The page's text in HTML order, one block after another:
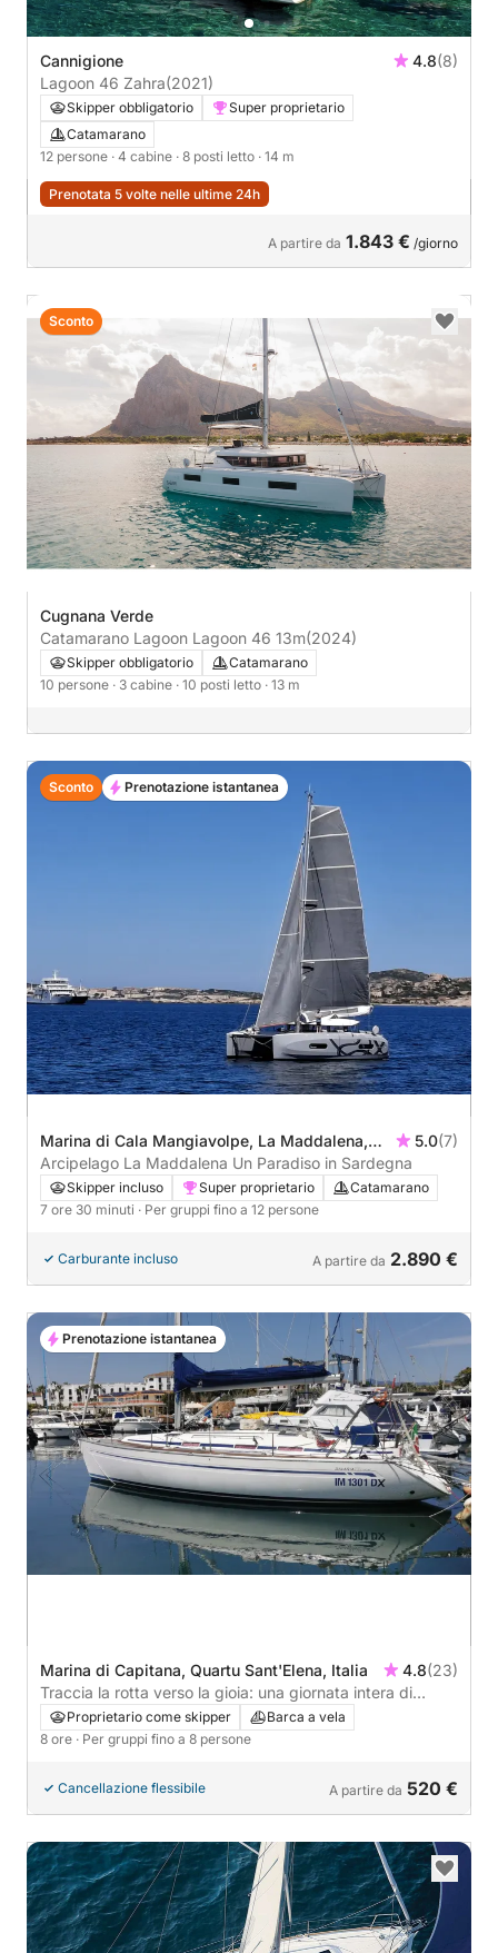
Cannigione 4.8(8)
Lagoon 46 Zahra(2021)
Skipper obbligatorio
Super proprietario
Catamarano
12 persone · 4 cabine · 8 posti letto · 14 m
Prenotata 5 volte nelle ultime 24h
A partire da 1.843 € /giorno
Cugnana Verde
Catamarano Lagoon Lagoon 46 13m(2024)
Skipper obbligatorio
Catamarano
10 persone · 3 cabine · 10 posti letto · 13 m
Sconto
Marina di Cala Mangiavolpe, La Maddalena,
Italia
5.0(7)
Arcipelago La Maddalena Un Paradiso in Sardegna
Skipper incluso Super proprietario
Catamarano
7 ore 30 minuti · Per gruppi fino a 12 persone
Carburante incluso A partire da 2.890 €
Sconto Prenotazione istantanea
Marina di Capitana, Quartu Sant'Elena, Italia 4.8(23)
Traccia la rotta verso la gioia: una giornata intera di
autentica navigazione a vela a Cagliari su una barca a
vela.
Proprietario come skipper
Barca a vela
8 ore · Per gruppi fino a 8 persone
Cancellazione flessibile A partire da 520 €
Prenotazione istantanea